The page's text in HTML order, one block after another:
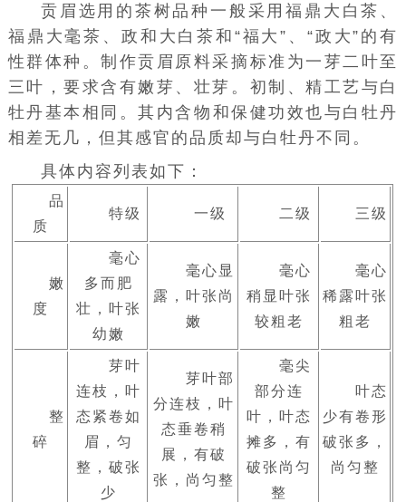
贡眉选用的 茶树品种一般采用福鼎大白茶 、
福鼎大毫茶 、 政和大白茶和“福大”、“政大”的有
性群体种。制作贡眉原料采摘标准为一芽二叶至
三叶，要求含有嫩芽、壮芽。 初制 、精工艺与白
牡丹基本相同。其 内含物 和保健功效也与白牡丹
相差无几，但其感官的品质却与白牡丹不同。
具体内容列表如下：
品
质
特级 一级 二级 三级
嫩
度
毫心
多而肥
壮，叶张
幼嫩
毫心显
露，叶张尚
嫩
毫心
稍显叶张
较粗老
毫心
稀露叶张
粗老
整
碎
芽叶
连枝，叶
态紧卷如
眉，匀
整，破张
少
芽叶部
分连枝，叶
态垂卷稍
展，有破
张，尚匀整
毫尖
部分连
叶，叶态
摊多，有
破张尚匀
整
叶态
少有卷形
破张多，
尚匀整